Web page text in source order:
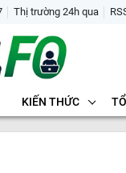
Thị trường 24h qua
KIẾN THỨC